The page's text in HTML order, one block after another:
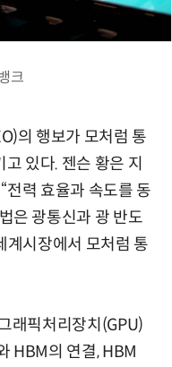
크
의 행보가 모처럼 통
있다. 젠슨 황은 지
력 효율과 속도를 동
은 광통신과 광 반도
계시장에서 모처럼 통
래픽처리장치(GPU)
HBM의 연결, HBM